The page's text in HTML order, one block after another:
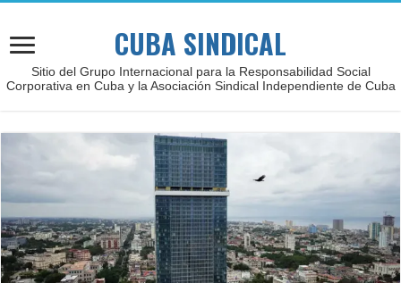
CUBA SINDICAL
Sitio del Grupo Internacional para la Responsabilidad Social
Corporativa en Cuba y la Asociación Sindical Independiente de Cuba